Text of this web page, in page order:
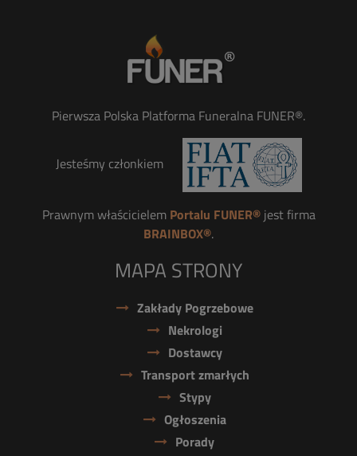
Pierwsza Polska Platforma Funeralna FUNER®.
Jesteśmy członkiem
Prawnym właścicielem Portalu FUNER®jest firma
BRAINBOX®.
MAPA STRONY
Zakłady Pogrzebowe
Nekrologi
Dostawcy
Transport zmarłych
Stypy
Ogłoszenia
Porady